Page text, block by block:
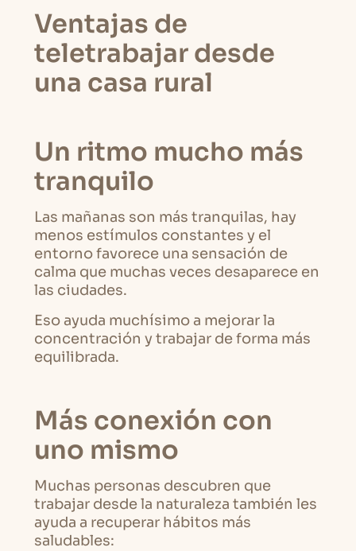
Ventajas de
teletrabajar desde
una casa rural
Un ritmo mucho más
tranquilo
Las mañanas son más tranquilas, hay
menos estímulos constantes y el
entorno favorece una sensación de
calma que muchas veces desaparece en
las ciudades.
Eso ayuda muchísimo a mejorar la
concentración y trabajar de forma más
equilibrada.
Más conexión con
uno mismo
Muchas personas descubren que
trabajar desde la naturaleza también les
ayuda a recuperar hábitos más
saludables: